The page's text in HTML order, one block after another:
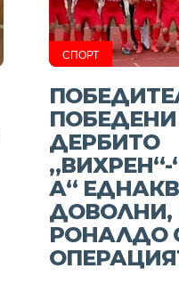
СПОРТ
ПОБЕДЕНИ
ДЕРБИТО
А“
ДОВОЛНИ,
РОНАЛДО